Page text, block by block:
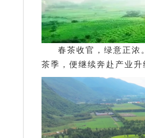
春茶收官，绿意正浓
茶季，便继续奔赴产业升